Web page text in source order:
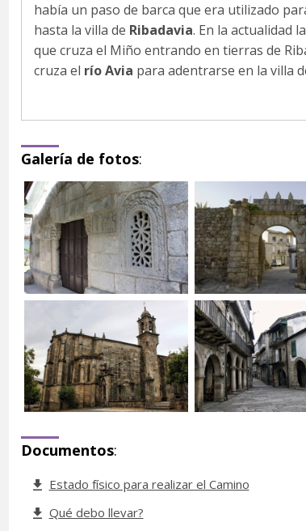
había un paso de barca que era utilizado
hasta la villa de Ribadavia. En la actualidad
que cruza el Miño entrando en tierras de
cruza el río Avia para adentrarse en la villa
Galería de fotos:
Documentos:
Estado físico para realizar el Camino
Qué debo llevar?